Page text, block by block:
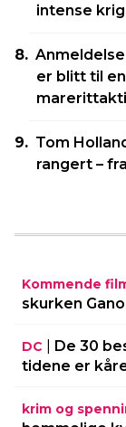
intense
er blitt til
Tom
rangert –
Kommende
skurken
DC
De 30
tidene er
krim og